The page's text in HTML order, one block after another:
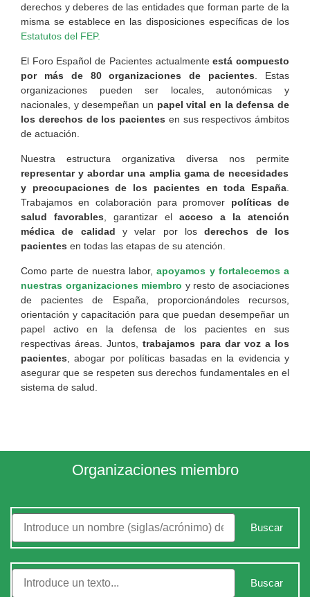
derechos y deberes de las entidades que forman parte de la
misma se establece en las disposiciones específicas de los
Estatutos del FEP.
El Foro Español de Pacientes actualmenteestá compuesto
por más de 80 organizaciones de pacientes. Estas
organizaciones pueden ser locales, autonómicas y
nacionales, y desempeñan un papel vital en la defensa de
los derechos de los pacientes en sus respectivos ámbitos
de actuación.
Nuestra estructura organizativa diversa nos permite
representar y abordar una amplia gama de necesidades
y preocupaciones de los pacientes en toda España.
Trabajamos en colaboración para promover políticas de
salud favorables, garantizar el acceso a la atención
médica de calidad y velar por los derechos de los
pacientes en todas las etapas de su atención.
Como parte de nuestra labor, apoyamos y fortalecemos a
nuestras organizaciones miembro y resto de asociaciones
de pacientes de España, proporcionándoles recursos,
orientación y capacitación para que puedan desempeñar un
papel activo en la defensa de los pacientes en sus
respectivas áreas. Juntos, trabajamos para dar voz a los
pacientes, abogar por políticas basadas en la evidencia y
asegurar que se respeten sus derechos fundamentales en el
sistema de salud.
Organizaciones miembro
Buscar
Buscar